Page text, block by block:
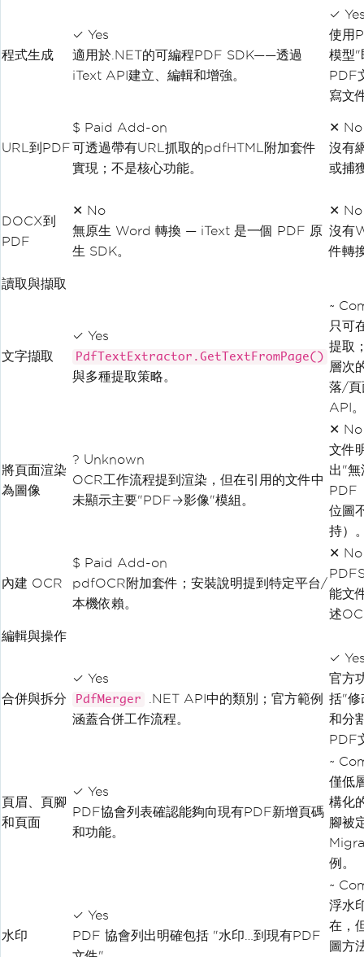
程式生成
✓ Yes
適用於.NET的可編程PDF SDK——透過
iText API建立、編輯和增強。
✓
使用
模型"
PDF
寫文
URL到PDF
$ Paid Add-on
可透過帶有URL抓取的pdfHTML附加套件
實現；不是核心功能。
✕ No
沒有
或捕
DOCX到
PDF
✕ No
無原生 Word 轉換 — iText 是一個 PDF 原
生 SDK。
✕ No
沒有
件轉
讀取與擷取
文字擷取
✓ Yes
PdfTextExtractor.GetTextFromPage()
與多種提取策略。
~
只可
提取
層次
落/頁
API。
將頁面渲染
為圖像
? Unknown
OCR工作流程提到渲染，但在引用的文件中
未顯示主要"PDF→影像"模組。
✕ No
文件
出"無
PDF
位圖
持）
內建 OCR
$ Paid Add-on
pdfOCR附加套件；安裝說明提到特定平台/
本機依賴。
✕ No
能文
述
編輯與操作
合併與拆分
✓ Yes
PdfMerger
.NET API中的類別；官方範例
涵蓋合併工作流程。
✓
官方
括"修
和分
PDF
頁眉、頁腳
和頁面
✓ Yes
PDF協會列表確認能夠向現有PDF新增頁碼
和功能。
~
僅低
構化
腳被
例。
水印
✓ Yes
PDF 協會列出明確包括 "水印…到現有PDF
~
浮水
在，
圖方